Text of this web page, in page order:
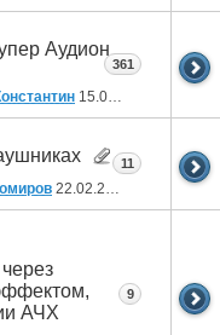
Аудион
15.09.2022
361
22.02.2022
11
АЧХ
9